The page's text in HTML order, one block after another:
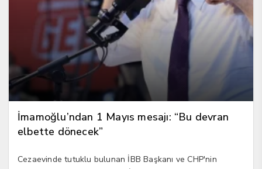
İmamoğlu’ndan 1 Mayıs mesajı: “Bu devran
elbette dönecek”
Cezaevinde tutuklu bulunan İBB Başkanı ve CHP'nin